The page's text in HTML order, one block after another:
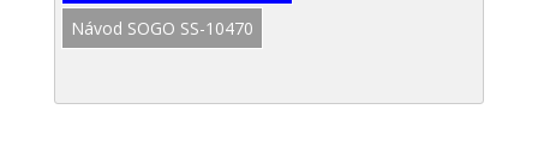
Návod SOGO SS-10470